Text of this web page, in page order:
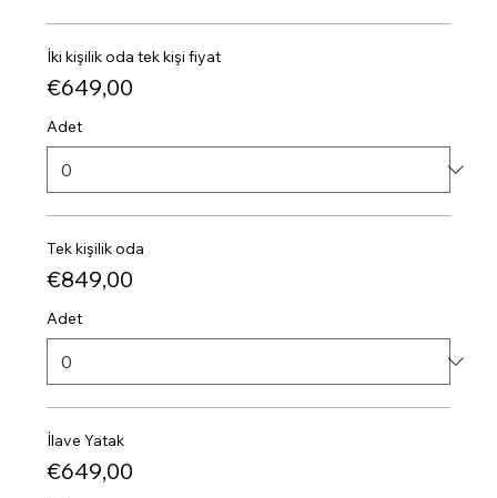
İki kişilik oda tek kişi fiyat
€649,00
Adet
Tek kişilik oda
€849,00
Adet
İlave Yatak
€649,00